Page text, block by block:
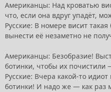
Американцы: Над кроватью
что, если она вдруг упадёт,
Русские: В номере висит
вынести её незаметно не
Американцы: Безобразие!
ботинки, чтобы их
Русские: Вчера какой-то
ботинки! И надо же — как раз